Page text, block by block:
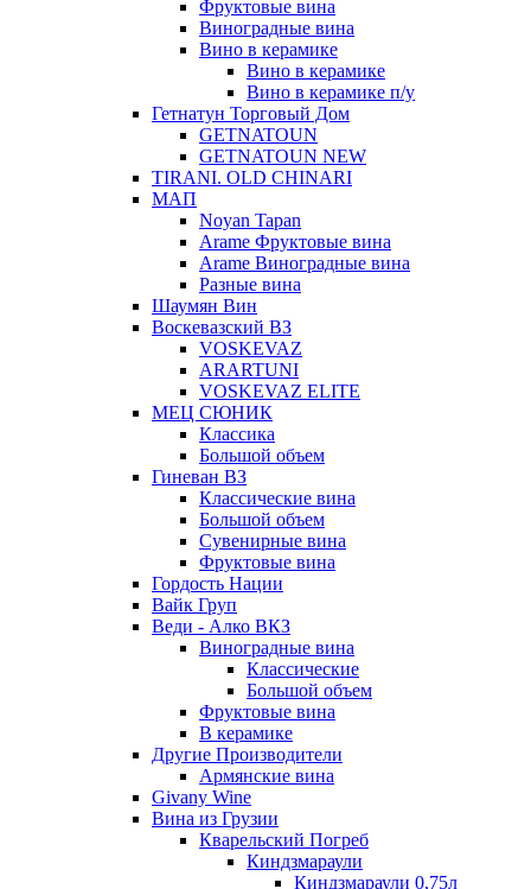
Фруктовые вина
Виноградные вина
Вино в керамике
Вино в керамике
Вино в керамике п/у
Гетнатун Торговый Дом
GETNATOUN
GETNATOUN NEW
TIRANI. OLD CHINARI
МАП
Noyan Tapan
Arame Фруктовые вина
Arame Виноградные вина
Разные вина
Шаумян Вин
Воскевазский ВЗ
VOSKEVAZ
ARARTUNI
VOSKEVAZ ELITE
МЕЦ СЮНИК
Классика
Большой объем
Гиневан ВЗ
Классические вина
Большой объем
Сувенирные вина
Фруктовые вина
Гордость Нации
Вайк Груп
Веди - Алко ВКЗ
Виноградные вина
Классические
Большой объем
Фруктовые вина
В керамике
Другие Производители
Армянские вина
Givany Wine
Вина из Грузии
Кварельский Погреб
Киндзмараули
Киндзмараули 0,75л